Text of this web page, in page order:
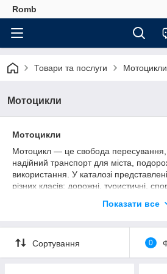
Romb
Товари та послуги Мотоцикли
Мотоцикли
Мотоцикли
Мотоцикл — це свобода пересування,
надійний транспорт для міста,
використання. У каталозі
різних класів: дорожні, туристичні,
техніку як для початківців, так і для
Ми пропонуємо мотоцикли від
бензиновими двигунами різного
125 см³ до потужних моделей для
маршрутів. Усі моделі відзначаються
Показати все
Сортування 0